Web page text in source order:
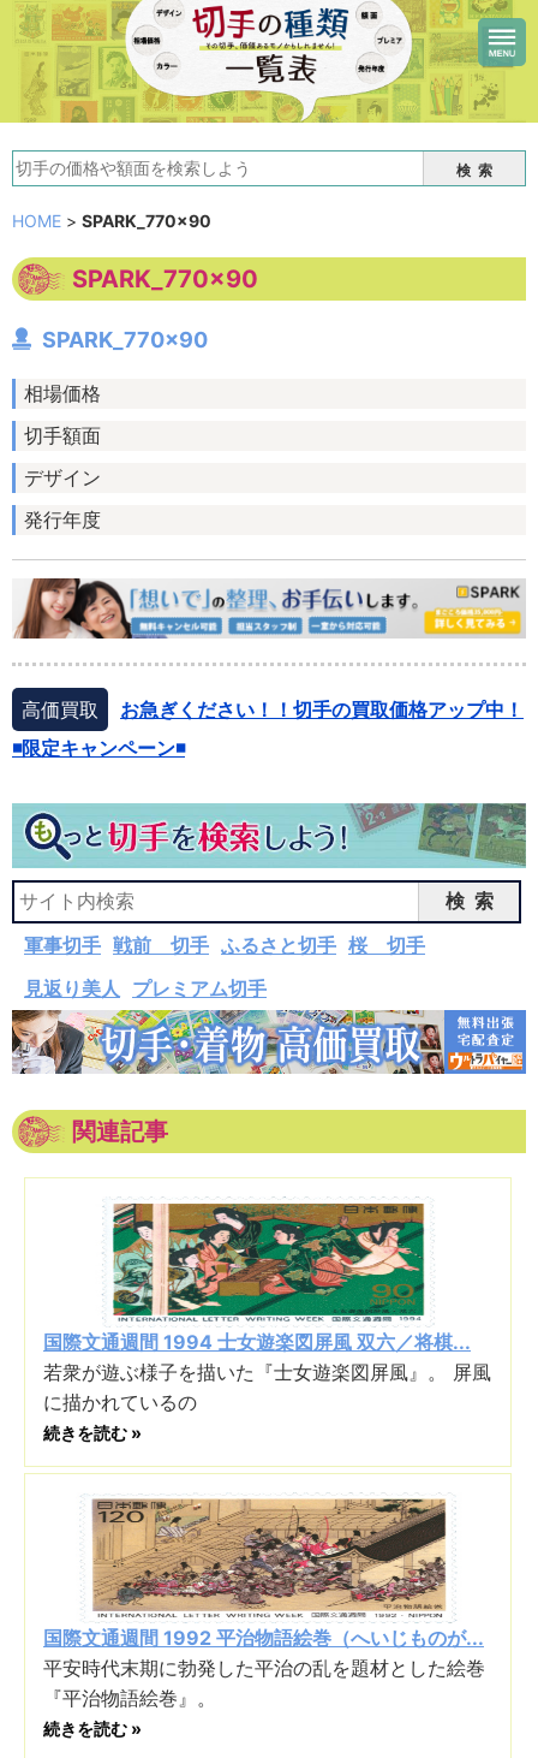
検索
HOME > SPARK_770×90
SPARK_770×90
SPARK_770×90
相場価格
切手額面
デザイン
発行年度
高価買取
お急ぎください！！切手の買取価格アップ中！
◾️限定キャンペーン◾️
検索
軍事切手 戦前 切手 ふるさと切手 桜 切手
見返り美人 プレミアム切手
関連記事
国際文通週間 1994 士女遊楽図屏風 双六／将棋...
若衆が遊ぶ様子を描いた『士女遊楽図屏風』。 屏風
に描かれているの
続きを読む »
国際文通週間 1992 平治物語絵巻（へいじものが...
平安時代末期に勃発した平治の乱を題材とした絵巻
『平治物語絵巻』。
続きを読む »